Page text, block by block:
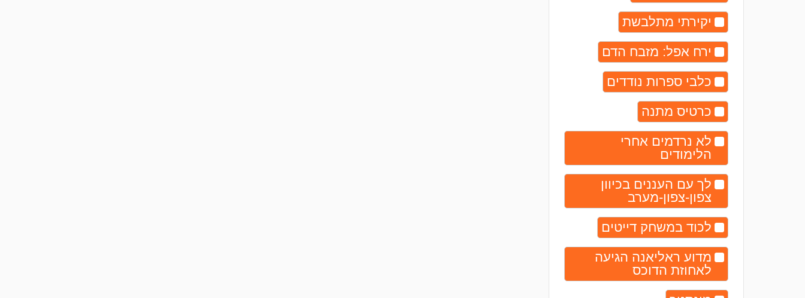
יקירתי מתלבשת
ירח אפל: מזבח הדם
כלבי ספרות נודדים
כרטיס מתנה
לא נרדמים אחרי
הלימודים
לך עם העננים בכיוון
צפון-צפון-מערב
לכוד במשחק דייטים
מדוע ראליאנה הגיעה
לאחוזת הדוכס